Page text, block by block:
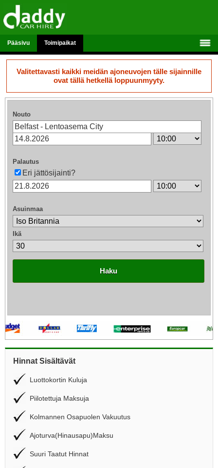
Pääsivu Toimipaikat
Valitettavasti kaikki meidän ajoneuvojen tälle sijainnille
ovat tällä hetkellä loppuunmyyty.
Nouto
Palautus
Eri jättösijainti?
Asuinmaa
Ikä
Haku
Hinnat Sisältävät
Luottokortin Kuluja
Piilotettuja Maksuja
Kolmannen Osapuolen Vakuutus
Ajoturva(Hinausapu)Maksu
Suuri Taatut Hinnat